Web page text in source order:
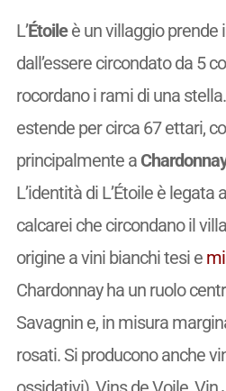
L’Étoileè un villaggio prende
dall’essere circondato da 5
rocordano i rami di una stella.
estende per circa 67 ettari,
principalmente a
L’identità di L’Étoile è legata
calcarei che circondano il
origine a vini bianchi tesi e
Chardonnay ha un ruolo
Savagnin e, in misura
rosati. Si producono anche